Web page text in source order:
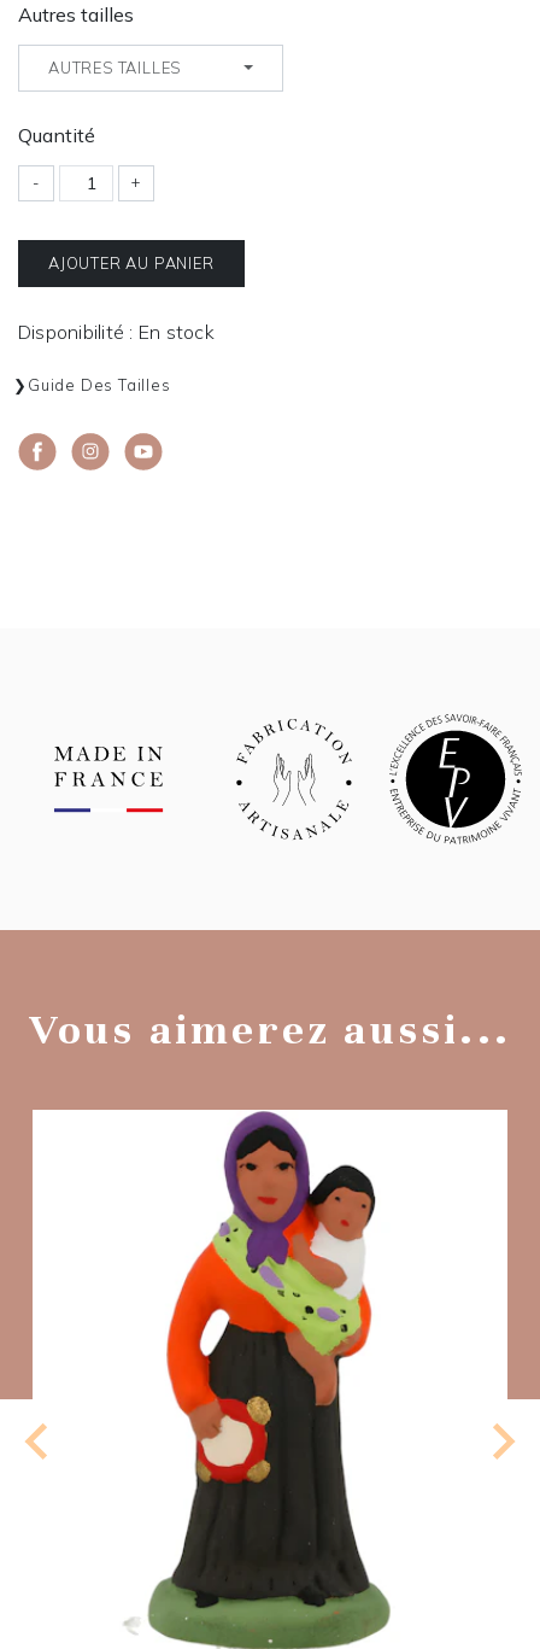
Autres tailles
AUTRES TAILLES
Quantité
- +
AJOUTER AU PANIER
Disponibilité : En stock
Guide Des Tailles
Vous aimerez aussi...